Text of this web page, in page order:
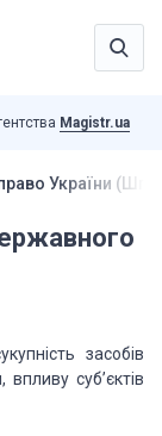
Magistr.ua
України
засобів
суб’єктів